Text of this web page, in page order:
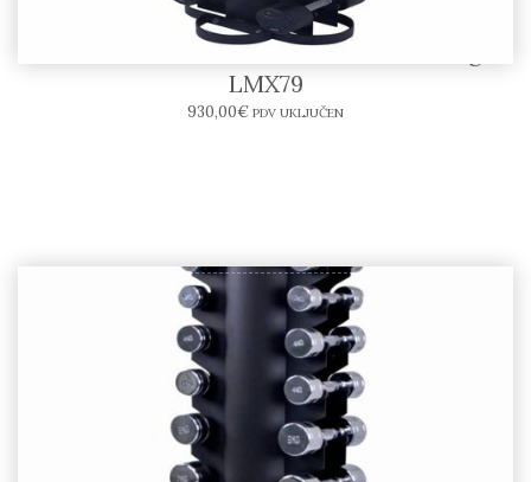
LIFEMAXX – Stalak sa bučicama 1-10kg
LMX79
930,00€ PDV UKLJUČEN